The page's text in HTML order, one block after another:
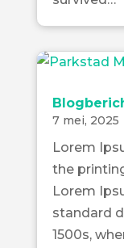
7 mei, 2025
Lorem
the
Lorem
standard
1500s,